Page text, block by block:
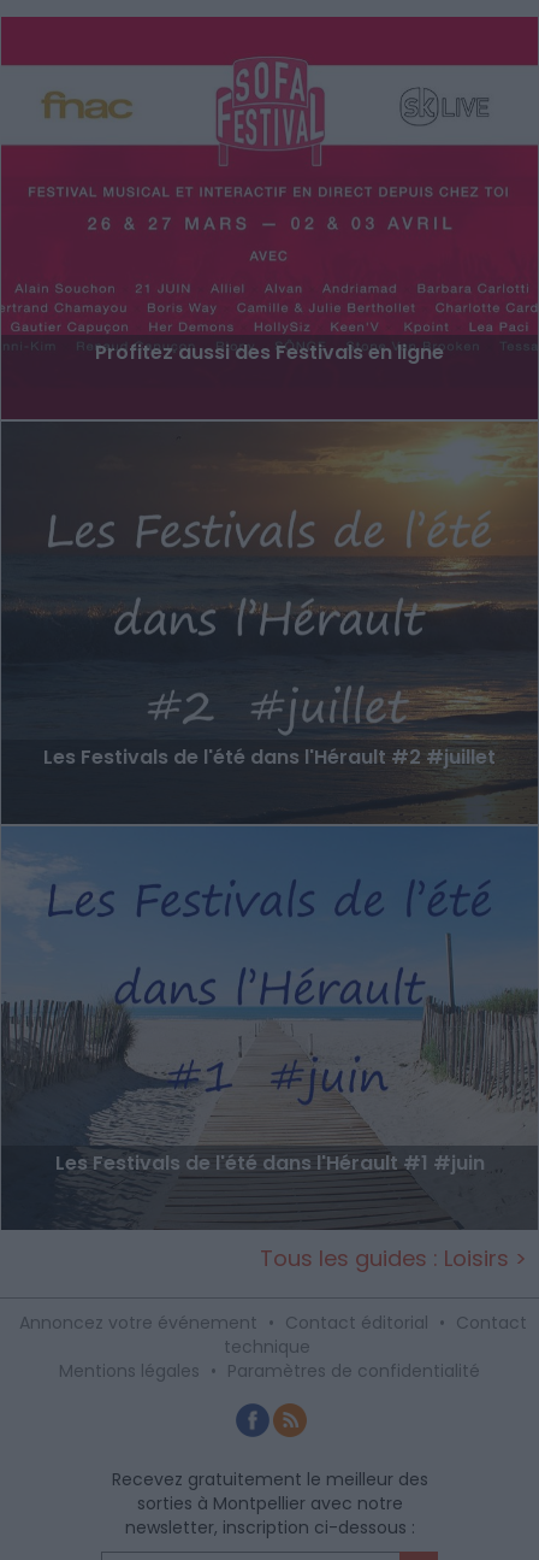
Profitez aussi des Festivals en ligne
Les Festivals de l'été dans l'Hérault #2 #juillet
Les Festivals de l'été dans l'Hérault #1 #juin
Tous les guides : Loisirs >
Annoncez votre événement • Contact éditorial • Contact
technique
Mentions légales • Paramètres de confidentialité
Recevez gratuitement le meilleur des
sorties à Montpellier avec notre
newsletter, inscription ci-dessous :